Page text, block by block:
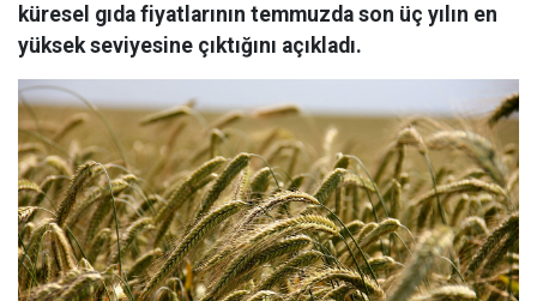
küresel gıda fiyatlarının temmuzda son üç yılın en
yüksek seviyesine çıktığını açıkladı.